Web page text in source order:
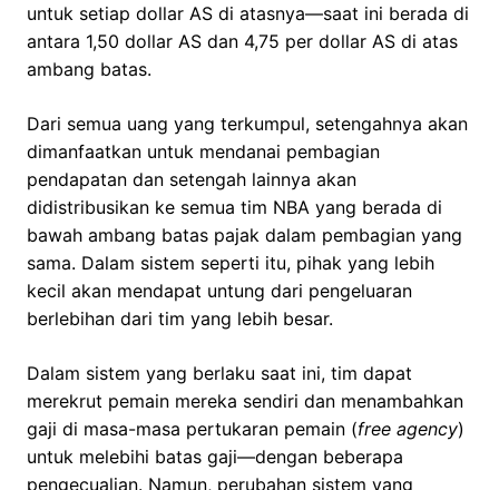
untuk setiap dollar AS di atasnya—saat ini berada di
antara 1,50 dollar AS dan 4,75 per dollar AS di atas
ambang batas.
Dari semua uang yang terkumpul, setengahnya akan
dimanfaatkan untuk mendanai pembagian
pendapatan dan setengah lainnya akan
didistribusikan ke semua tim NBA yang berada di
bawah ambang batas pajak dalam pembagian yang
sama. Dalam sistem seperti itu, pihak yang lebih
kecil akan mendapat untung dari pengeluaran
berlebihan dari tim yang lebih besar.
Dalam sistem yang berlaku saat ini, tim dapat
merekrut pemain mereka sendiri dan menambahkan
gaji di masa-masa pertukaran pemain (free agency)
untuk melebihi batas gaji—dengan beberapa
pengecualian. Namun, perubahan sistem yang